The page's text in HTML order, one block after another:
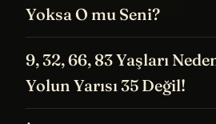
Yoksa O mu Seni?
9, 32, 66, 83 Yaşları
Yolun Yarısı 35 Değil!